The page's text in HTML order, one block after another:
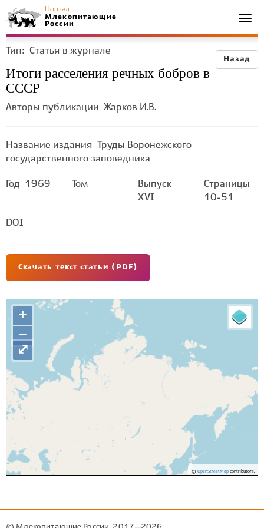
Портал
Млекопитающие
России
Назад
Тип: Статья в журнале
Итоги расселения речных бобров в
СССР
Авторы публикации Жарков И.В.
Название издания
Труды Воронежского
государственного заповедника
Год 1969 Том
Выпуск
XVI
Страницы
10-51
DOI
Скачать текст статьи (PDF)
+
−
© OpenStreetMapcontributors.
⤢